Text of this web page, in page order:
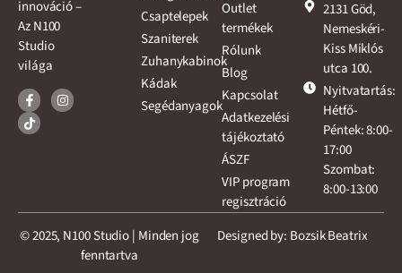
innováció –
Az N100
Studio
világa
Csaptelepek
Szaniterek
Zuhanykabinok
Kádak
Segédanyagok
Outlet
termékek
Rólunk
Blog
Kapcsolat
Adatkezelési
tájékoztató
ÁSZF
VIP program
regisztráció
2131 Göd,
Nemeskéri-
Kiss Miklós
utca 100.
Nyitvatartás:
Hétfő-
Péntek: 8:00-
17:00
Szombat:
8:00-13:00
© 2025, N100 Studio | Minden jog
fenntartva
Designed by: Bozsik Beatrix